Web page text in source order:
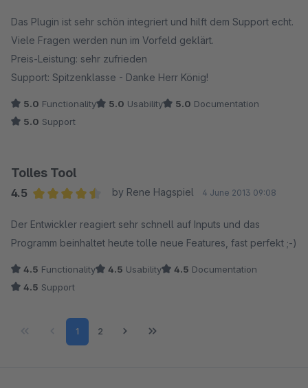
Das Plugin ist sehr schön integriert und hilft dem Support echt.
Viele Fragen werden nun im Vorfeld geklärt.
Preis-Leistung: sehr zufrieden
Support: Spitzenklasse - Danke Herr König!
5.0 Functionality 5.0 Usability 5.0 Documentation
5.0 Support
Tolles Tool
4.5
by Rene Hagspiel 4 June 2013 09:08
Der Entwickler reagiert sehr schnell auf Inputs und das
Programm beinhaltet heute tolle neue Features, fast perfekt ;-)
4.5 Functionality 4.5 Usability 4.5 Documentation
4.5 Support
Page
1 Page
2